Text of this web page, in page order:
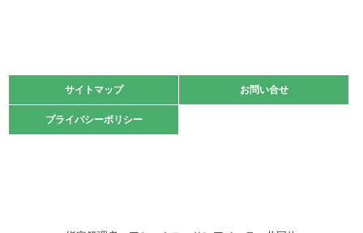
緑ケ丘体育館
2021.10.23
卓球選手権大会ラージボールの部開催☆
サイトマップ お問い合せ
プライバシーポリシー
サイトマップ お問い合せ
プライバシーポリシー